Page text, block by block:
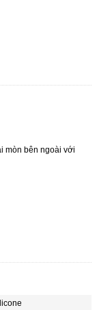
mòn bên ngoài với